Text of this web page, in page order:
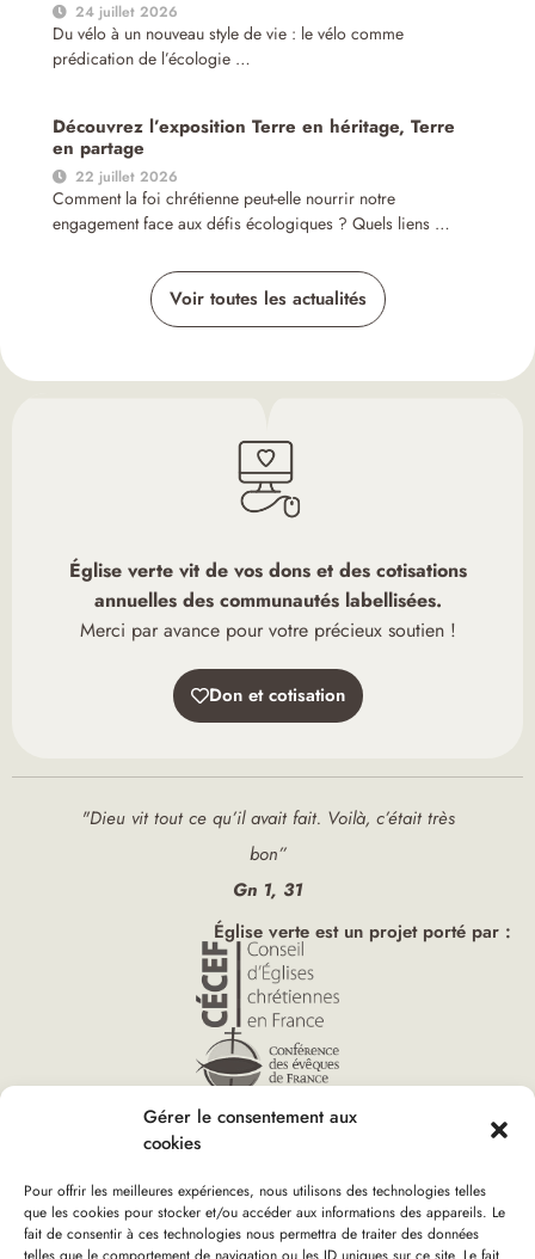
Gérer le consentement aux
cookies
Pour offrir les meilleures expériences, nous utilisons des technologies telles
que les cookies pour stocker et/ou accéder aux informations des appareils. Le
fait de consentir à ces technologies nous permettra de traiter des données
24 juillet 2026
Du vélo à un nouveau style de vie : le vélo comme
prédication de l’écologie …
Découvrez l’exposition Terre en héritage, Terre
en partage
22 juillet 2026
Comment la foi chrétienne peut-elle nourrir notre
engagement face aux défis écologiques ? Quels liens …
Voir toutes les actualités
Église verte vit de vos dons et des cotisations
annuelles des communautés labellisées.
Merci par avance pour votre précieux soutien !
Don et cotisation
"Dieu vit tout ce qu’il avait fait. Voilà, c’était très
bon”
Gn 1, 31
Église verte est un projet porté par :